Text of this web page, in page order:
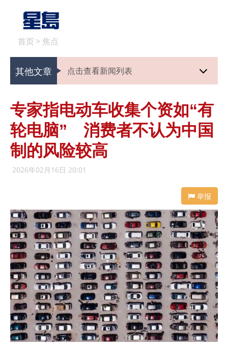
首页 > 焦点
其他文章 点击查看新闻列表
专家指电动车收集个资如“有
轮电脑” 消费者不认为中国
制的风险较高
2026年02月16日 20:01
举报